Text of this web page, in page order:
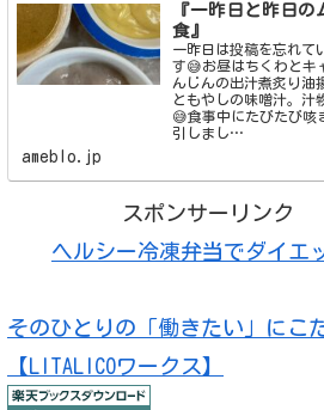
『一昨日と昨日の
食』
一昨日は投稿を忘れて
す😅お昼はちくわとキ
んじんの出汁煮炙り油
ともやしの味噌汁。汁
😅食事中にたびたび咳
引しまし…
ameblo.jp
スポンサーリンク
ヘルシー冷凍弁当でダイエ
そのひとりの「働きたい」にこ
【LITALICOワークス】